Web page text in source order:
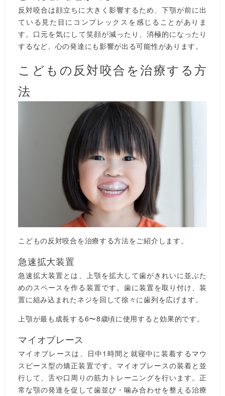
反対咬合は顔立ちに大きく影響するため、下顎が前に出
ている見た目にコンプレックスを感じることがありま
す。口元を気にして笑顔が減ったり、消極的になったり
するなど、心の発達にも影響が出る可能性があります。
こどもの反対咬合を治療する方
法
こどもの反対咬合を治療する方法をご紹介します。
急速拡大装置
急速拡大装置とは、上顎を拡大して歯がきれいに並ぶた
めのスペースを作る装置です。歯に装置を取り付け、装
置に組み込まれたネジを回して徐々に歯列を広げます。
上顎が最も成長する6〜8歳頃に使用すると効果的です。
マイオブレース
マイオブレースは、日中1時間と就寝中に装着するマウ
スピース型の矯正装置です。マイオブレースの装着と並
行して、舌や口周りの筋力トレーニングを行います。正
常な顎の発達を促して歯並び・噛み合わせを整える治療